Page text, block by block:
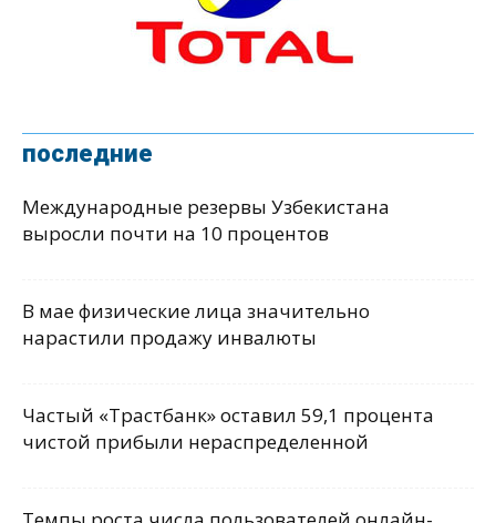
последние
Международные резервы Узбекистана
выросли почти на 10 процентов
В мае физические лица значительно
нарастили продажу инвалюты
Частый «Трастбанк» оставил 59,1 процента
чистой прибыли нераспределенной